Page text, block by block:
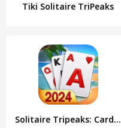
Tiki Solitaire TriPeaks
Solitaire Tripeaks: Card Games